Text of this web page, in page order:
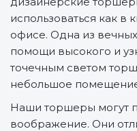
использоваться как в
офисе. Одна из
помощи высокого и
точечным светом
небольшое
Наши торшеры могут
воображение. Они